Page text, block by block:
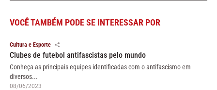
VOCÊ TAMBÉM PODE SE INTERESSAR POR
Cultura e Esporte
Clubes de futebol antifascistas pelo mundo
Conheça as principais equipes identificadas com o antifascismo em
diversos...
08/06/2023